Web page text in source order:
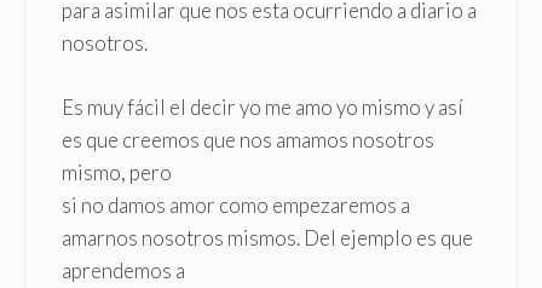
para asimilar que nos esta ocurriendo a diario a
nosotros.
Es muy fácil el decir yo me amo yo mismo y así
es que creemos que nos amamos nosotros
mismo, pero
si no damos amor como empezaremos a
amarnos nosotros mismos. Del ejemplo es que
aprendemos a